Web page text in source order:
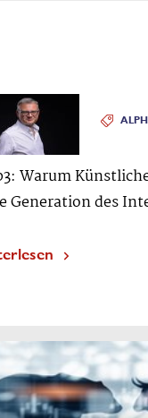
Warum
Generation des